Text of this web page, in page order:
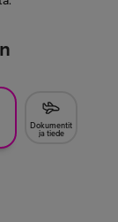
Dokumentit
ja tiede